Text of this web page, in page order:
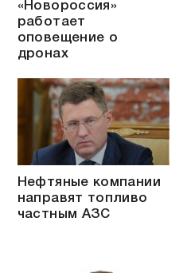
«Новороссия»
работает
оповещение о
дронах
Нефтяные компании
направят топливо
частным АЗС